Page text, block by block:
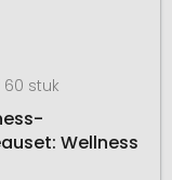
stuk
Wellness